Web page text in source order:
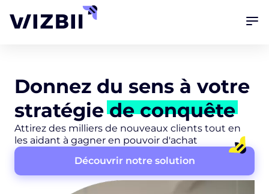
Donnez du sens à votre
stratégiede conquête
Attirez des milliers de nouveaux clients tout en
les aidant à gagner en pouvoir d'achat
Découvrir notre solution